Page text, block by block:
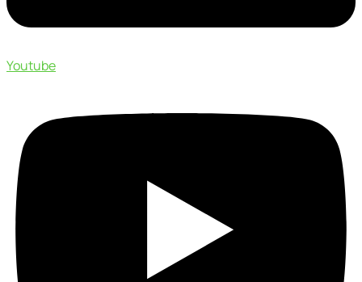
Youtube